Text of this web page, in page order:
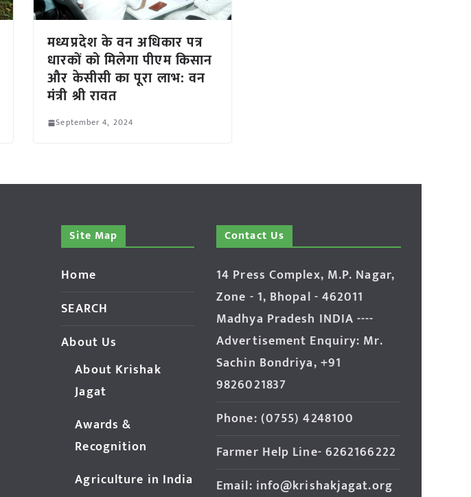
मध्यप्रदेश के वन अधिकार पत्र
धारकों को मिलेगा पीएम किसान
और केसीसी का पूरा लाभ: वन
मंत्री श्री रावत
September 4, 2024
Site Map
Home
SEARCH
About Us
About Krishak
Jagat
Awards &
Recognition
Agriculture in India
Contact Us
14 Press Complex, M.P. Nagar,
Zone - 1, Bhopal - 462011
Madhya Pradesh INDIA ----
Advertisement Enquiry: Mr.
Sachin Bondriya, +91
9826021837
Phone: (0755) 4248100
Farmer Help Line- 6262166222
Email: info@krishakjagat.org